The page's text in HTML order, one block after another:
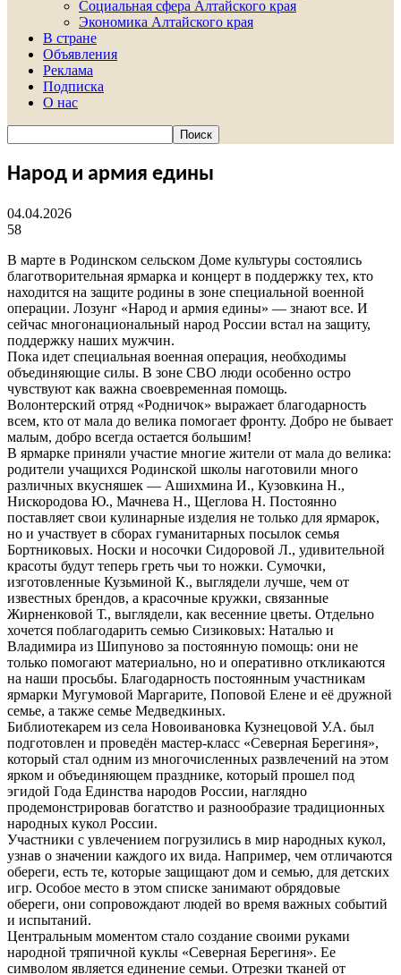
Социальная сфера Алтайского края
Экономика Алтайского края
В стране
Объявления
Реклама
Подписка
О нас
Народ и армия едины
04.04.2026
58
В марте в Родинском сельском Доме культуры состоялись
благотворительная ярмарка и концерт в поддержку тех, кто
находится на защите родины в зоне специальной военной
операции. Лозунг «Народ и армия едины» — знают все. И
сейчас многонациональный народ России встал на защиту,
поддержку наших мужчин.
Пока идет специальная военная операция, необходимы
объединяющие силы. В зоне СВО люди особенно остро
чувствуют как важна своевременная помощь.
Волонтерский отряд «Родничок» выражает благодарность
всем, кто от мала до велика помогает фронту. Добро не бывает
малым, добро всегда остается большим!
В ярмарке приняли участие многие жители от мала до велика:
родители учащихся Родинской школы наготовили много
различных вкусняшек — Ашихмина И., Кузовкина Н.,
Нискородова Ю., Мачнева Н., Щеглова Н. Постоянно
поставляет свои кулинарные изделия не только для ярмарок,
но и участвует в сборах гуманитарных посылок семья
Бортниковых. Носки и носочки Сидоровой Л., удивительной
красоты будут теперь греть чьи то ножки. Сумочки,
изготовленные Кузьминой К., выглядели лучше, чем от
известных брендов, а красочные кружки, связанные
Жирненковой Т., выглядели, как весенние цветы. Отдельно
хочется поблагодарить семью Сизиковых: Наталью и
Владимира из Шипуново за постоянную помощь: они не
только помогают материально, но и оперативно откликаются
на наши просьбы. Благодарность постоянным участникам
ярмарки Мугумовой Маргарите, Поповой Елене и её дружной
семье, а также семье Медведкиных.
Библиотекарем из села Новоивановка Кузнецовой У.А. был
подготовлен и проведён мастер-класс «Северная Берегиня»,
который стал одним из многочисленных развлечений на этом
ярком и объединяющем празднике, который прошел под
эгидой Года Единства народов России, наглядно
продемонстрировав богатство и разнообразие традиционных
народных кукол России.
Участники с увлечением погрузились в мир народных кукол,
узнав о значении каждого их вида. Например, чем отличаются
обереги, есть те, которые защищают дом и семью, для детских
игр. Особое место в этом списке занимают обрядовые
обереги, они сопровождают людей во время важных событий
и испытаний.
Центральным моментом стало создание своими руками
народной тряпичной куклы «Северная Берегиня». Ее
символом является единение семьи. Отрезки тканей от